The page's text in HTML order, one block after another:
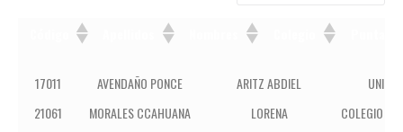
Código Apellidos Nombres Colegio
17011 AVENDAÑO PONCE ARITZ ABDIEL
UNIÓN
21061
MORALES CCAHUANA LORENA
COLEGIO